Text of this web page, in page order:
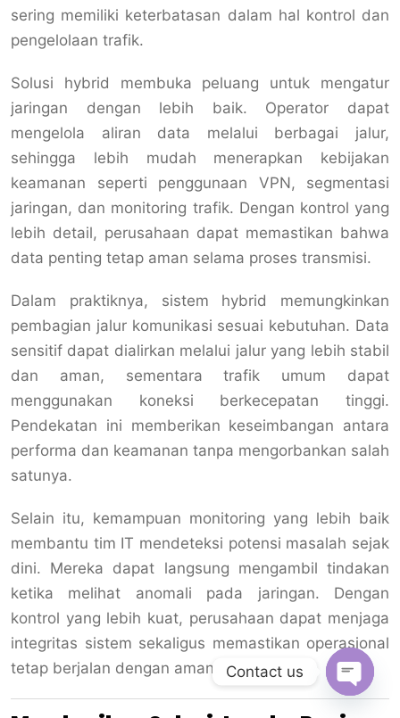
sering memiliki keterbatasan dalam hal kontrol dan
pengelolaan trafik.
Solusi hybrid membuka peluang untuk mengatur
jaringan dengan lebih baik. Operator dapat
mengelola aliran data melalui berbagai jalur,
sehingga lebih mudah menerapkan kebijakan
keamanan seperti penggunaan VPN, segmentasi
jaringan, dan monitoring trafik. Dengan kontrol yang
lebih detail, perusahaan dapat memastikan bahwa
data penting tetap aman selama proses transmisi.
Dalam praktiknya, sistem hybrid memungkinkan
pembagian jalur komunikasi sesuai kebutuhan. Data
sensitif dapat dialirkan melalui jalur yang lebih stabil
dan aman, sementara trafik umum dapat
menggunakan koneksi berkecepatan tinggi.
Pendekatan ini memberikan keseimbangan antara
performa dan keamanan tanpa mengorbankan salah
satunya.
Selain itu, kemampuan monitoring yang lebih baik
membantu tim IT mendeteksi potensi masalah sejak
dini. Mereka dapat langsung mengambil tindakan
ketika melihat anomali pada jaringan. Dengan
kontrol yang lebih kuat, perusahaan dapat menjaga
integritas sistem sekaligus memastikan operasional
tetap berjalan dengan aman.
Contact us